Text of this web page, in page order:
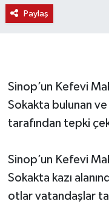
Paylaş
Sinop’un Kefevi
Sokakta bulunan
tarafından tepki
Sinop’un Kefevi
Sokakta kazı
otlar vatandaşlar